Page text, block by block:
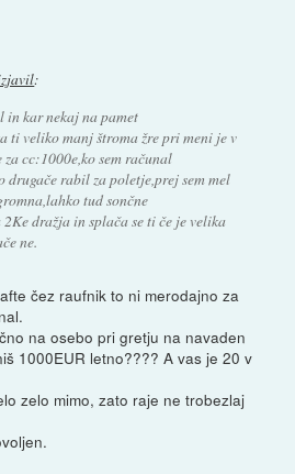
:
in kar nekaj na pamet
ti veliko manj štroma žre pri meni je v
cc:1000e,ko sem računal
rabil za poletje,prej sem mel
tud sončne
dražja in splača se ti če je velika
ne.
čez raufnik to ni merodajno za
na osebo pri gretju na navaden
1000EUR letno???? A vas je 20 v
zelo mimo, zato raje ne trobezlaj